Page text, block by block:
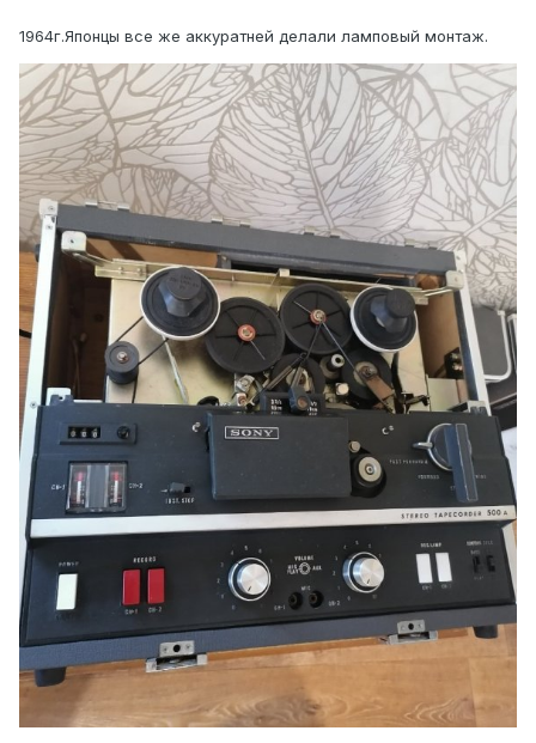
1964г.Японцы все же аккуратней делали ламповый монтаж.